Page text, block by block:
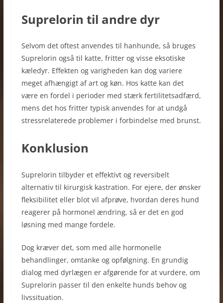
Suprelorin til andre dyr
Selvom det oftest anvendes til hanhunde, så bruges
Suprelorin også til katte, fritter og visse eksotiske
kæledyr. Effekten og varigheden kan dog variere
meget afhængigt af art og køn. Hos katte kan det
være en fordel i perioder med stærk fertilitetsadfærd,
mens det hos fritter typisk anvendes for at undgå
stressrelaterede problemer i forbindelse med brunst.
Konklusion
Suprelorin tilbyder et effektivt og reversibelt
alternativ til kirurgisk kastration. For ejere, der ønsker
fleksibilitet eller blot vil afprøve, hvordan deres hund
reagerer på hormonel ændring, så er det en god
løsning med mange fordele.
Dog kræver det, som med alle hormonelle
behandlinger, omtanke og opfølgning. En grundig
dialog med dyrlægen er afgørende for at vurdere, om
Suprelorin passer til den enkelte hunds behov og
livssituation.